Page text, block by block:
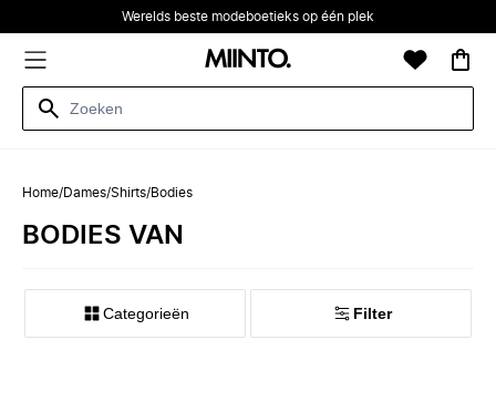
Werelds beste modeboetieks op één plek
Home/Dames/Shirts/Bodies
BODIES VAN
Categorieën Filter